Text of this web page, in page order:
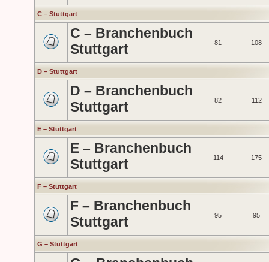
C – Stuttgart
C – Branchenbuch
Stuttgart
81 108
D – Stuttgart
D – Branchenbuch
Stuttgart
82 112
E – Stuttgart
E – Branchenbuch
Stuttgart
114 175
F – Stuttgart
F – Branchenbuch
Stuttgart
95 95
G – Stuttgart